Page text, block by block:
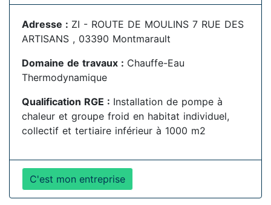
Adresse : ZI - ROUTE DE MOULINS 7 RUE DES
ARTISANS , 03390 Montmarault
Domaine de travaux : Chauffe-Eau
Thermodynamique
Qualification RGE : Installation de pompe à
chaleur et groupe froid en habitat individuel,
collectif et tertiaire inférieur à 1000 m2
C'est mon entreprise